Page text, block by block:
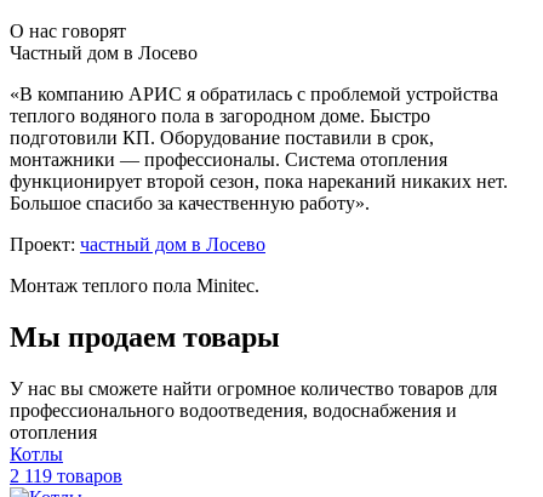
О нас говорят
Частный дом в Лосево
«В компанию АРИС я обратилась с проблемой устройства
теплого водяного пола в загородном доме. Быстро
подготовили КП. Оборудование поставили в срок,
монтажники — профессионалы. Система отопления
функционирует второй сезон, пока нареканий никаких нет.
Большое спасибо за качественную работу».
Проект: частный дом в Лосево
Монтаж теплого пола Minitec.
Мы продаем товары
У нас вы сможете найти огромное количество товаров для
профессионального водоотведения, водоснабжения и
отопления
Котлы
2 119 товаров